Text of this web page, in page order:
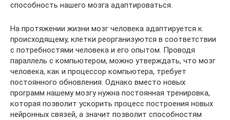
способность нашего мозга адаптироваться.
На протяжении жизни мозг человека адаптируется к
происходящему, клетки реорганизуются в соответствии
с потребностями человека и его опытом. Проводя
параллель с компьютером, можно утверждать, что мозг
человека, как и процессор компьютера, требует
постоянного обновления. Однако вместо новых
программ нашему мозгу нужна постоянная тренировка,
которая позволит ускорить процесс построения новых
нейронных связей, а значит позволит способностям